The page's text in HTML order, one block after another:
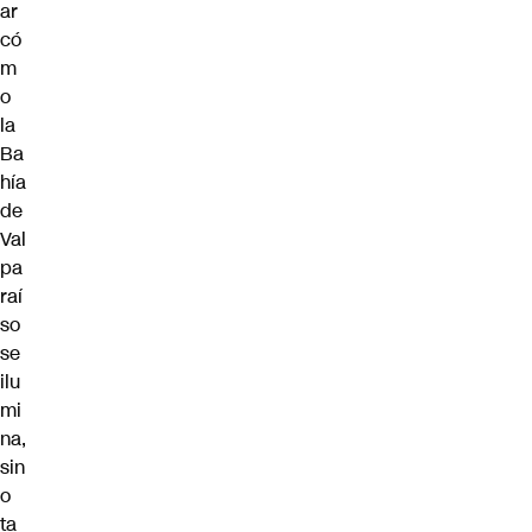
ar
có
m
o
la
Ba
hía
de
Val
pa
raí
so
se
ilu
mi
na,
sin
o
ta